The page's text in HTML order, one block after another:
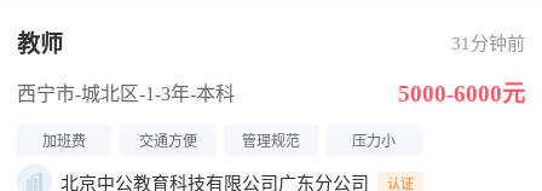
教师 31分钟前
西宁市-城北区-1-3年-本科 5000-6000元
加班费 交通方便 管理规范 压力小
北京中公教育科技有限公司广东分公司 认证